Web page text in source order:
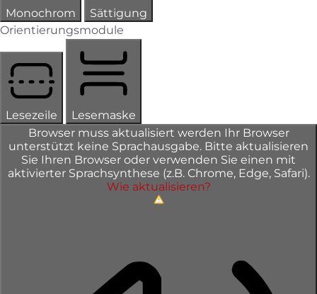
Monochrom
Sättigung
Orientierungsmodule
Lesezeile
Lesemaske
Browser muss aktualisiert werden Ihr Browser
unterstützt keine Sprachausgabe. Bitte aktualisieren
Sie Ihren Browser oder verwenden Sie einen mit
aktivierter Sprachsynthese (z.B. Chrome, Edge, Safari).
Wie aktualisieren?